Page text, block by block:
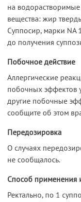
на
вещества: жир
Суппосир, марки NA
до получения
Побочное действие
Аллергические
побочных эффектов
другие побочные
сообщите об этом
Передозировка
О случаях
не сообщалось.
Способ применения
Ректально, по 1